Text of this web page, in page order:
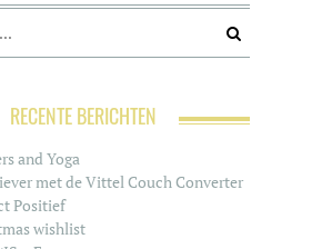
RECENTE BERICHTEN
and Yoga
met de Vittel Couch Converter
Positief
wishlist